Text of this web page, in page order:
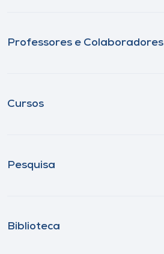
Professores e Colaboradores
Cursos
Pesquisa
Biblioteca